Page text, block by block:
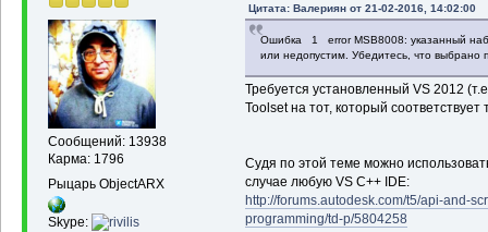
Сообщений: 13938
Карма: 1796
Рыцарь ObjectARX
Skype:
Цитата: Валериян от 21-02-2016, 14:02:00
Ошибка 1 error MSB8008: указанный
или недопустим. Убедитесь, что выбрано
Требуется установленный VS 2012
Toolset на тот, который
Судя по этой теме можно
случае любую VS C++ IDE:
http://forums.autodesk.com/t5/api-and-
programming/td-p/5804258